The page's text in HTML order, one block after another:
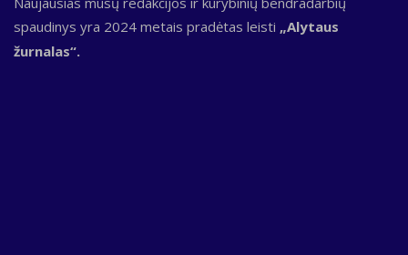
spaudinys yra 2024 metais pradėtas leisti „Alytaus
žurnalas“.